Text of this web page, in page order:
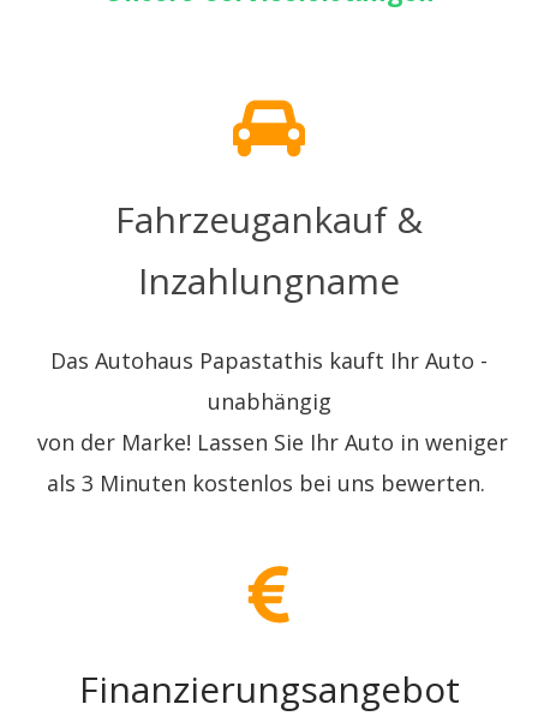
Fahrzeugankauf &
Inzahlungname
Das Autohaus Papastathis kauft Ihr Auto -
unabhängig
von der Marke! Lassen Sie Ihr Auto in weniger
als 3 Minuten kostenlos bei uns bewerten.
Finanzierungsangebot